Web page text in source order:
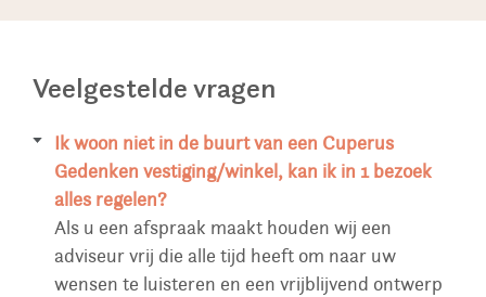
Veelgestelde vragen
Ik woon niet in de buurt van een Cuperus
Gedenken vestiging/winkel, kan ik in 1 bezoek
alles regelen?
Als u een afspraak maakt houden wij een
adviseur vrij die alle tijd heeft om naar uw
wensen te luisteren en een vrijblijvend ontwerp